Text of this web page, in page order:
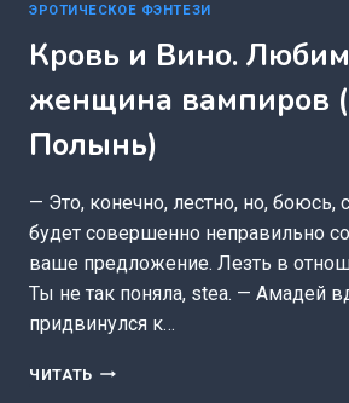
ЭРОТИЧЕСКОЕ ФЭНТЕЗИ
Кровь и Вино.
женщина вампиров
Полынь)
— Это, конечно, лестно, но, боюсь,
будет совершенно неправильно
ваше предложение. Лезть в
Ты не так поняла, stea. — Амадей
придвинулся к…
ЧИТАТЬ КРОВЬ